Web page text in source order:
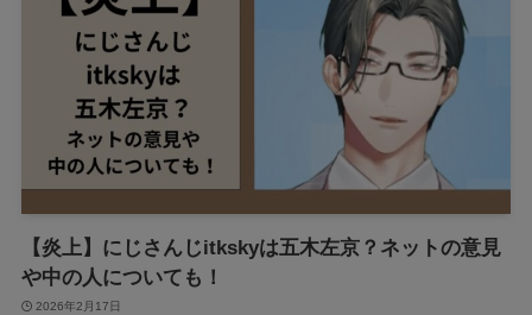
【炎上】にじさんじitkskyは五木左京？ネットの意見
や中の人についても！
2026年2月17日